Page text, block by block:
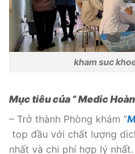
kham suc
Mục tiêu của ”Medic
– Trở thành Phòng khám “
top đầu với chất lượng
nhất và chi phí hợp lý nhất.